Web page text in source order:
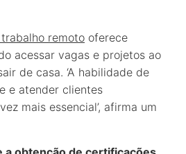
remoto oferece
acessar vagas e projetos ao
de casa. ‘A habilidade de
e atender clientes
mais essencial’, afirma um